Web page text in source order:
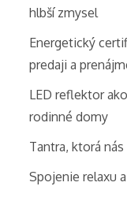
hlbší zmysel
Energetický
predaji a
LED reflektor
rodinné domy
Tantra, ktorá
Spojenie relaxu